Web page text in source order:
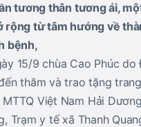
tương thân tương ái,
rộng từ tâm hướng về
bệnh,
15/9 chùa Cao Phúc
thăm và trao tặng
Việt Nam Hải
Trạm y tế xã Thanh